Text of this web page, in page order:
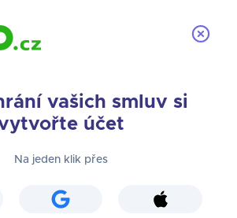
vašich smluv si
účet
Na jeden klik přes
známe
vaší e-mailové schránky, kde na